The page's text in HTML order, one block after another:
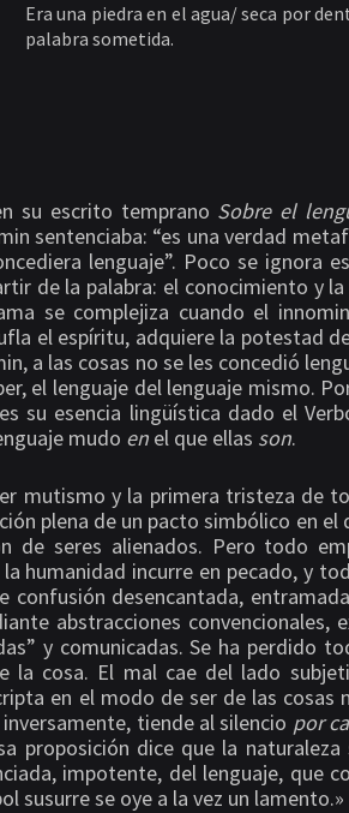
Era una piedra en el agua/ seca por
palabra sometida.
su escrito temprano Sobre el
sentenciaba: “es una verdad
lenguaje”. Poco se ignora
de la palabra: el conocimiento y
se complejiza cuando el
el espíritu, adquiere la potestad
a las cosas no se les concedió
el lenguaje del lenguaje mismo.
su esencia lingüística dado el
mudo en el que ellas son.
mutismo y la primera tristeza de
plena de un pacto simbólico en el
de seres alienados. Pero todo
humanidad incurre en pecado, y
confusión desencantada,
abstracciones convencionales,
y comunicadas. Se ha perdido
la cosa. El mal cae del lado
en el modo de ser de las cosas
tiende al silencio por
proposición dice que la
impotente, del lenguaje, que
susurre se oye a la vez un lamento.»